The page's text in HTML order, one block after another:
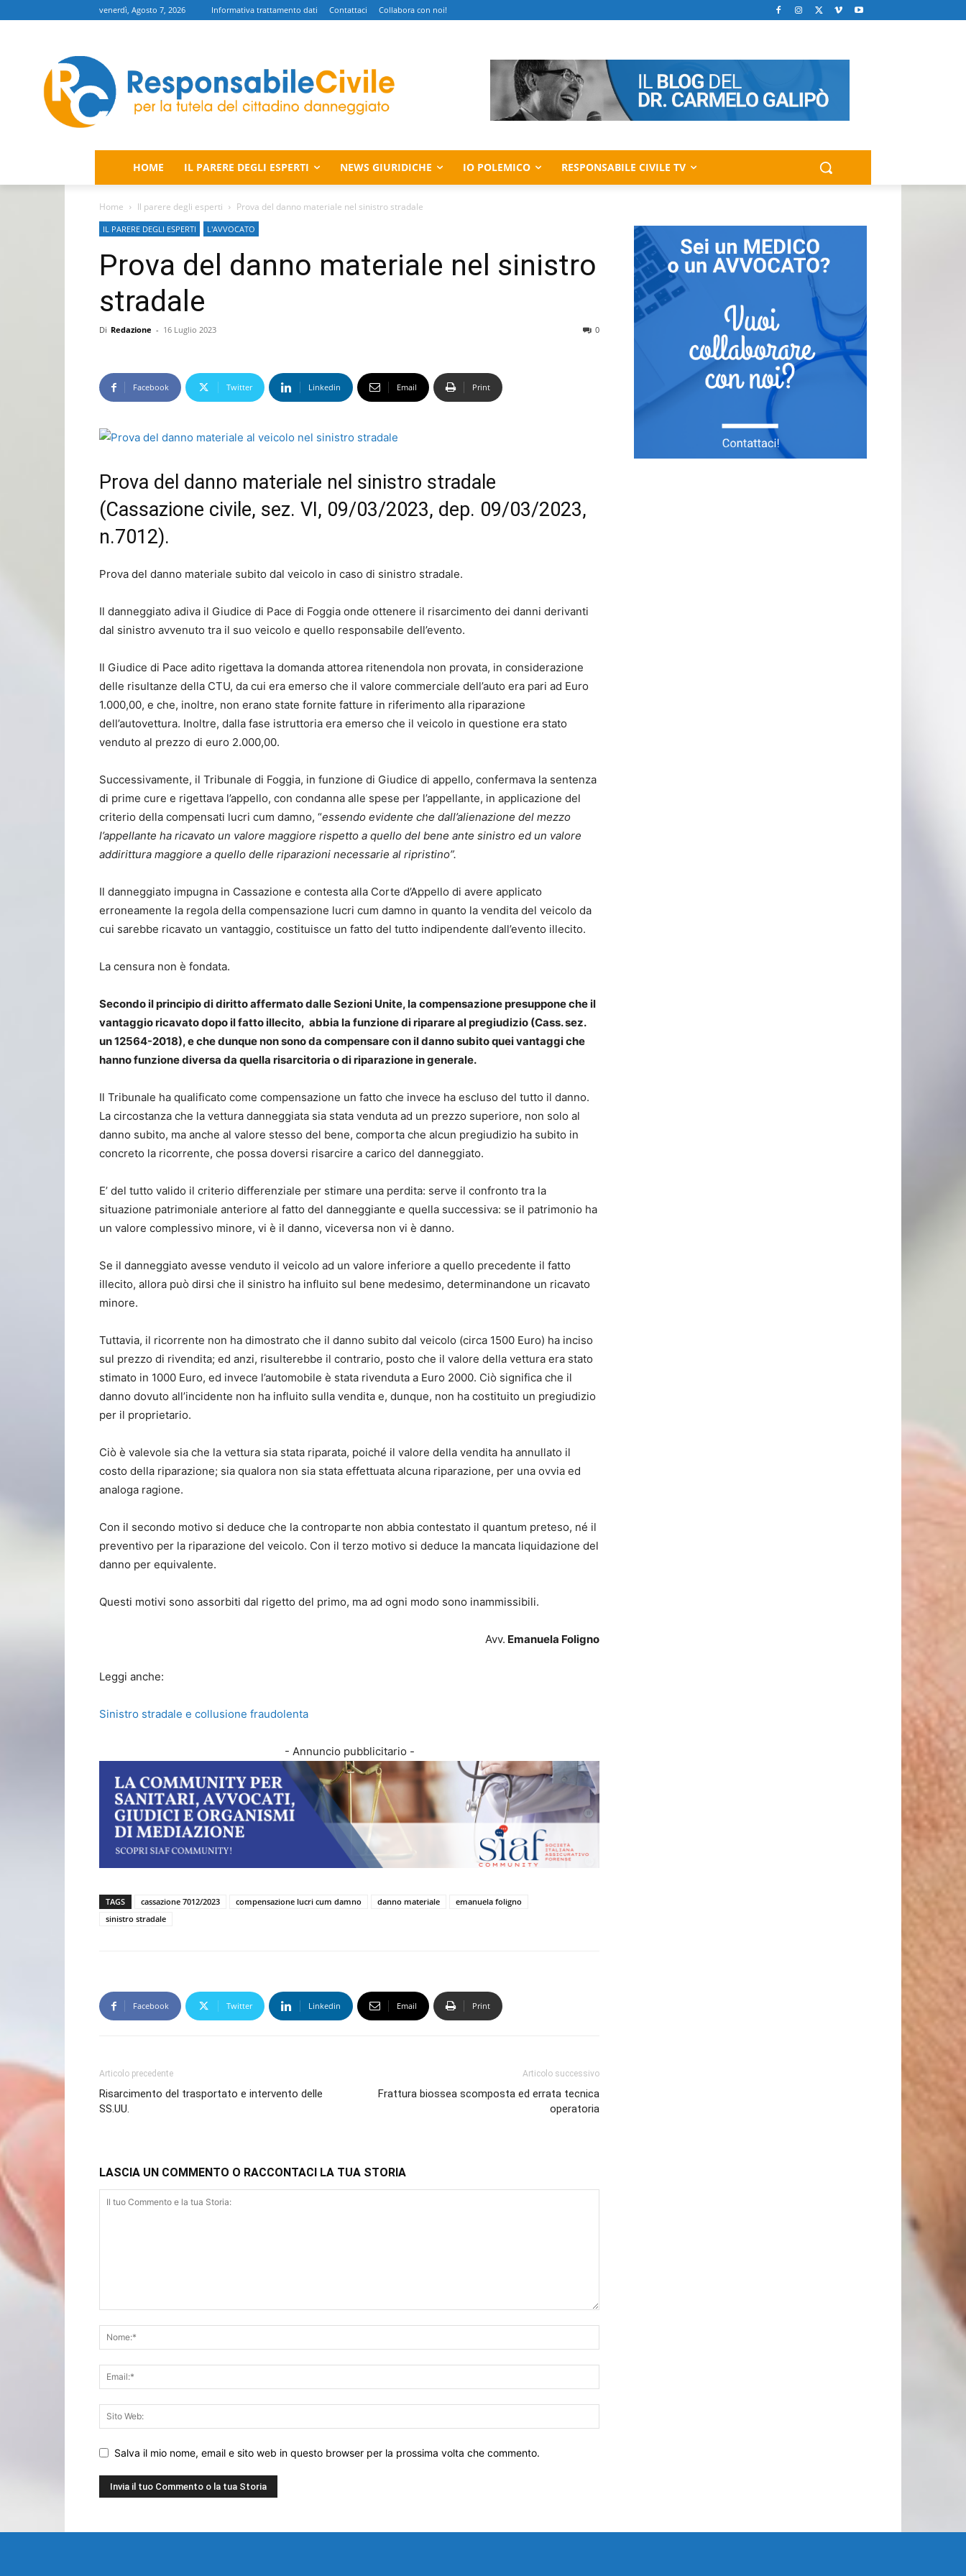
venerdì, Agosto 7, 2026 Informativa trattamento dati Contattaci Collabora con noi!
HOME IL PARERE DEGLI ESPERTI NEWS GIURIDICHE IO POLEMICO RESPONSABILE CIVILE TV
Home Il parere degli esperti Prova del danno materiale nel sinistro stradale
IL PARERE DEGLI ESPERTI L'AVVOCATO
Prova del danno materiale nel sinistro
stradale
Di Redazione - 16 Luglio 2023 0
Facebook Twitter Linkedin Email Print
Prova del danno materiale nel sinistro stradale
(Cassazione civile, sez. VI, 09/03/2023, dep. 09/03/2023,
n.7012).
Prova del danno materiale subito dal veicolo in caso di sinistro stradale.
Il danneggiato adiva il Giudice di Pace di Foggia onde ottenere il risarcimento dei danni derivanti
dal sinistro avvenuto tra il suo veicolo e quello responsabile dell’evento.
Il Giudice di Pace adito rigettava la domanda attorea ritenendola non provata, in considerazione
delle risultanze della CTU, da cui era emerso che il valore commerciale dell’auto era pari ad Euro
1.000,00, e che, inoltre, non erano state fornite fatture in riferimento alla riparazione
dell’autovettura. Inoltre, dalla fase istruttoria era emerso che il veicolo in questione era stato
venduto al prezzo di euro 2.000,00.
Successivamente, il Tribunale di Foggia, in funzione di Giudice di appello, confermava la sentenza
di prime cure e rigettava l’appello, con condanna alle spese per l’appellante, in applicazione del
criterio della compensati lucri cum damno, “essendo evidente che dall’alienazione del mezzo
l’appellante ha ricavato un valore maggiore rispetto a quello del bene ante sinistro ed un valore
addirittura maggiore a quello delle riparazioni necessarie al ripristino”.
Il danneggiato impugna in Cassazione e contesta alla Corte d’Appello di avere applicato
erroneamente la regola della compensazione lucri cum damno in quanto la vendita del veicolo da
cui sarebbe ricavato un vantaggio, costituisce un fatto del tutto indipendente dall’evento illecito.
La censura non è fondata.
Secondo il principio di diritto affermato dalle Sezioni Unite, la compensazione presuppone che il
vantaggio ricavato dopo il fatto illecito, abbia la funzione di riparare al pregiudizio (Cass. sez.
un 12564-2018), e che dunque non sono da compensare con il danno subito quei vantaggi che
hanno funzione diversa da quella risarcitoria o di riparazione in generale.
Il Tribunale ha qualificato come compensazione un fatto che invece ha escluso del tutto il danno.
La circostanza che la vettura danneggiata sia stata venduta ad un prezzo superiore, non solo al
danno subito, ma anche al valore stesso del bene, comporta che alcun pregiudizio ha subito in
concreto la ricorrente, che possa doversi risarcire a carico del danneggiato.
E’ del tutto valido il criterio differenziale per stimare una perdita: serve il confronto tra la
situazione patrimoniale anteriore al fatto del danneggiante e quella successiva: se il patrimonio ha
un valore complessivo minore, vi è il danno, viceversa non vi è danno.
Se il danneggiato avesse venduto il veicolo ad un valore inferiore a quello precedente il fatto
illecito, allora può dirsi che il sinistro ha influito sul bene medesimo, determinandone un ricavato
minore.
Tuttavia, il ricorrente non ha dimostrato che il danno subito dal veicolo (circa 1500 Euro) ha inciso
sul prezzo di rivendita; ed anzi, risulterebbe il contrario, posto che il valore della vettura era stato
stimato in 1000 Euro, ed invece l’automobile è stata rivenduta a Euro 2000. Ciò significa che il
danno dovuto all’incidente non ha influito sulla vendita e, dunque, non ha costituito un pregiudizio
per il proprietario.
Ciò è valevole sia che la vettura sia stata riparata, poiché il valore della vendita ha annullato il
costo della riparazione; sia qualora non sia stata effettuata alcuna riparazione, per una ovvia ed
analoga ragione.
Con il secondo motivo si deduce che la controparte non abbia contestato il quantum preteso, né il
preventivo per la riparazione del veicolo. Con il terzo motivo si deduce la mancata liquidazione del
danno per equivalente.
Questi motivi sono assorbiti dal rigetto del primo, ma ad ogni modo sono inammissibili.
Avv. Emanuela Foligno
Leggi anche:
Sinistro stradale e collusione fraudolenta
- Annuncio pubblicitario -
TAGS cassazione 7012/2023 compensazione lucri cum damno danno materiale
emanuela foligno
sinistro stradale
Facebook Twitter Linkedin Email Print
Articolo precedente
Risarcimento del trasportato e intervento delle
SS.UU.
Articolo successivo
Frattura biossea scomposta ed errata tecnica
operatoria
LASCIA UN COMMENTO O RACCONTACI LA TUA STORIA
Salva il mio nome, email e sito web in questo browser per la prossima volta che commento.